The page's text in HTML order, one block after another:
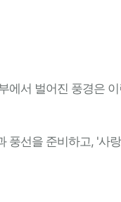
에서 벌어진 풍경은
풍선을 준비하고, '사